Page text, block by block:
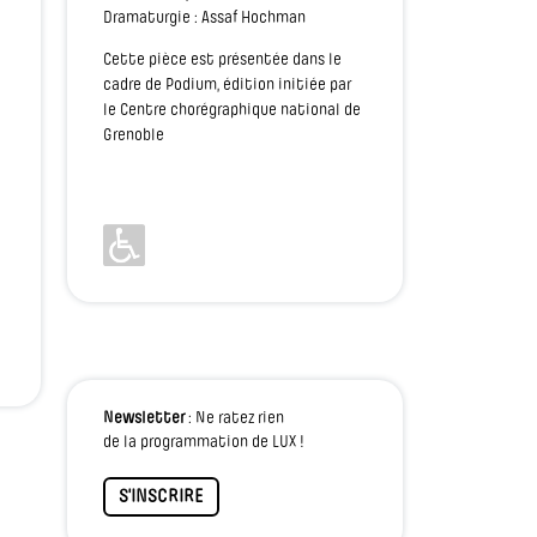
Dramaturgie : Assaf Hochman
Cette pièce est présentée dans le
cadre de Podium, édition initiée par
le Centre chorégraphique national de
Grenoble
Newsletter: Ne ratez rien
de la programmation de LUX !
S'INSCRIRE